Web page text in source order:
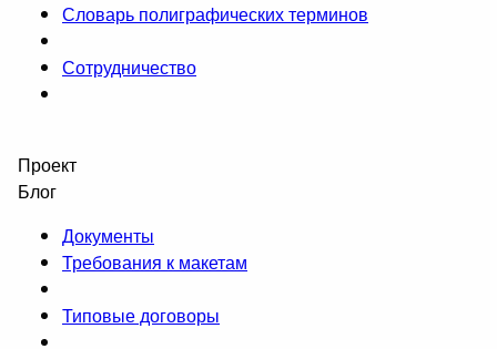
Словарь полиграфических терминов
Сотрудничество
Проект
Блог
Документы
Требования к макетам
Типовые договоры